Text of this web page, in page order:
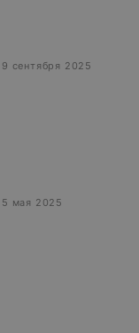
9 сентября 2025
5 мая 2025